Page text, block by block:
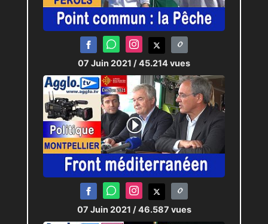
07 Juin 2021 / 45.214 vues
07 Juin 2021 / 46.587 vues